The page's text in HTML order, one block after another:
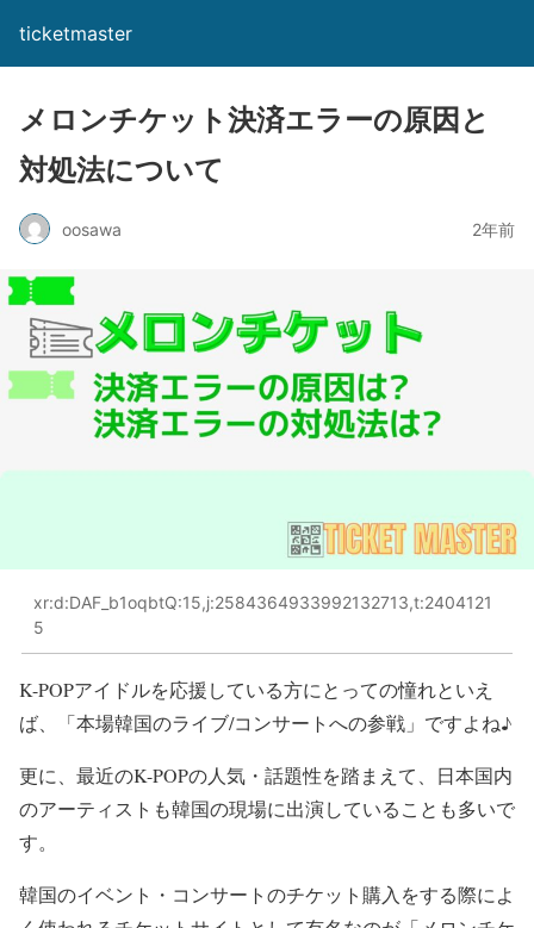
ticketmaster
メロンチケット決済エラーの原因と
対処法について
oosawa 2年前
xr:d:DAF_b1oqbtQ:15,j:2584364933992132713,t:2404121
5
K-POPアイドルを応援している方にとっての憧れといえ
ば、「本場韓国のライブ/コンサートへの参戦」ですよね♪
更に、最近のK-POPの人気・話題性を踏まえて、日本国内
のアーティストも韓国の現場に出演していることも多いで
す。
韓国のイベント・コンサートのチケット購入をする際によ